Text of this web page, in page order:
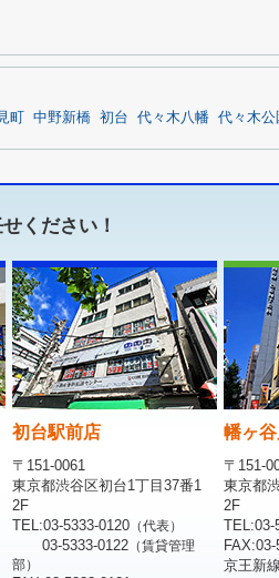
町 中野新橋 初台 代々木八幡 代々木公
ください！
初台駅前店
〒151-0061
東京都渋谷区初台1丁目37番1
2F
TEL:03-5333-0120 （代表）
03-5333-0122（賃貸管理
部）
幡ヶ
〒151-
東京都
2F
TEL:03-
京王新